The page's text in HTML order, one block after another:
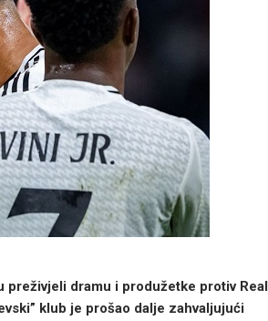
preživjeli dramu i produžetke protiv Real
klub je prošao dalje zahvaljujući